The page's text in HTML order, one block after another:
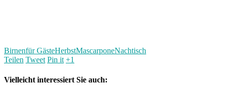
Birnenfür GästeHerbstMascarponeNachtisch
Teilen Tweet Pin it +1
Vielleicht interessiert Sie auch: